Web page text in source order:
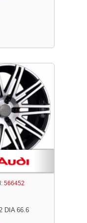
566452
DIA 66.6